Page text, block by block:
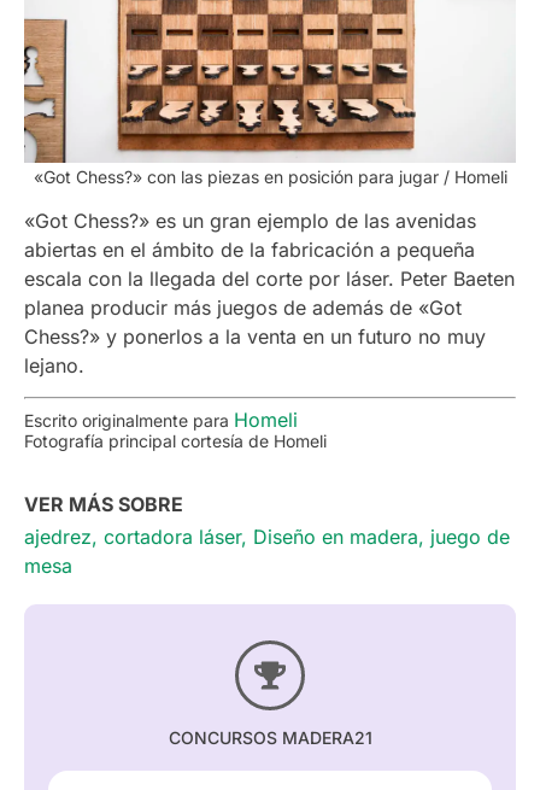
«Got Chess?» con las piezas en posición para jugar / Homeli
«Got Chess?» es un gran ejemplo de las avenidas
abiertas en el ámbito de la fabricación a pequeña
escala con la llegada del corte por láser. Peter Baeten
planea producir más juegos de además de «Got
Chess?» y ponerlos a la venta en un futuro no muy
lejano.
Escrito originalmente para Homeli
Fotografía principal cortesía de Homeli
VER MÁS SOBRE
ajedrez, cortadora láser, Diseño en madera, juego de
mesa
CONCURSOS MADERA21